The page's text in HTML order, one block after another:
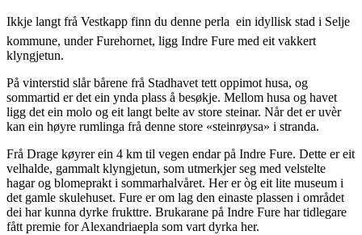
Ikkje langt frå Vestkapp finn du denne perla  ein idyllisk stad i Selje
kommune, under Furehornet, ligg Indre Fure med eit vakkert
klyngjetun.
På vinterstid slår bårene frå Stadhavet tett oppimot husa, og
sommartid er det ein ynda plass å besøkje. Mellom husa og havet
ligg det ein molo og eit langt belte av store steinar. Når det er uvèr
kan ein høyre rumlinga frå denne store «steinrøysa» i stranda.
Frå Drage køyrer ein 4 km til vegen endar på Indre Fure. Dette er eit
velhalde, gammalt klyngjetun, som utmerkjer seg med velstelte
hagar og blomeprakt i sommarhalvåret. Her er òg eit lite museum i
det gamle skulehuset. Fure er om lag den einaste plassen i området
dei har kunna dyrke frukttre. Brukarane på Indre Fure har tidlegare
fått premie for Alexandriaepla som vart dyrka her.